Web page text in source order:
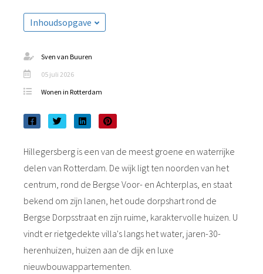
Inhoudsopgave
Sven van Buuren
05 juli 2026
Wonen in Rotterdam
Hillegersberg is een van de meest groene en waterrijke
delen van Rotterdam. De wijk ligt ten noorden van het
centrum, rond de Bergse Voor- en Achterplas, en staat
bekend om zijn lanen, het oude dorpshart rond de
Bergse Dorpsstraat en zijn ruime, karaktervolle huizen. U
vindt er rietgedekte villa's langs het water, jaren-30-
herenhuizen, huizen aan de dijk en luxe
nieuwbouwappartementen.
om
te
gebruikt
deze
worden